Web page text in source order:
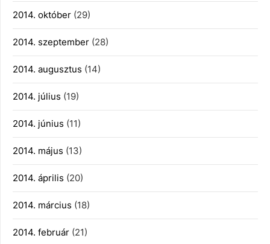
2014. október (29)
2014. szeptember (28)
2014. augusztus (14)
2014. július (19)
2014. június (11)
2014. május (13)
2014. április (20)
2014. március (18)
2014. február (21)